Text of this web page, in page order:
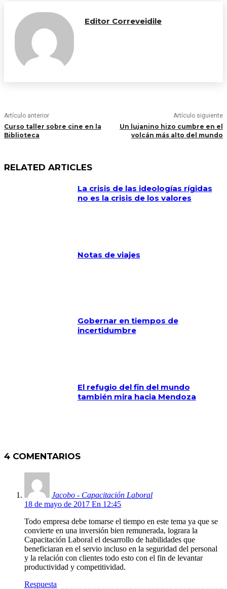
Editor Correveidile
Artículo anterior
Curso taller sobre cine en la
Biblioteca
Artículo siguiente
Un lujanino hizo cumbre en el
volcán más alto del mundo
RELATED ARTICLES
La crisis de las ideologías rígidas
no es la crisis de los valores
Notas de viajes
Gobernar en tiempos de
incertidumbre
El refugio del fin del mundo
también mira hacia Mendoza
4 COMENTARIOS
Jacobo - Capacitación Laboral
18 de mayo de 2017 En 12:45
Todo empresa debe tomarse el tiempo en este tema ya que se
convierte en una inversión bien remunerada, lograra la
Capacitación Laboral el desarrollo de habilidades que
beneficiaran en el servio incluso en la seguridad del personal
y la relación con clientes todo esto con el fin de levantar
productividad y competitividad.
Respuesta